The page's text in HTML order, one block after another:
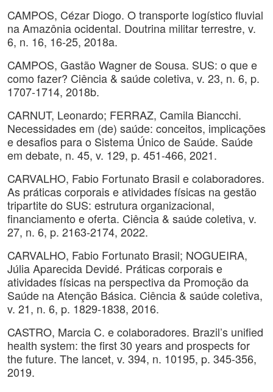
CAMPOS, Cézar Diogo. O transporte logístico fluvial
na Amazônia ocidental. Doutrina militar terrestre, v.
6, n. 16, 16-25, 2018a.
CAMPOS, Gastão Wagner de Sousa. SUS: o que e
como fazer? Ciência & saúde coletiva, v. 23, n. 6, p.
1707-1714, 2018b.
CARNUT, Leonardo; FERRAZ, Camila Biancchi.
Necessidades em (de) saúde: conceitos, implicações
e desafios para o Sistema Único de Saúde. Saúde
em debate, n. 45, v. 129, p. 451-466, 2021.
CARVALHO, Fabio Fortunato Brasil e colaboradores.
As práticas corporais e atividades físicas na gestão
tripartite do SUS: estrutura organizacional,
financiamento e oferta. Ciência & saúde coletiva, v.
27, n. 6, p. 2163-2174, 2022.
CARVALHO, Fabio Fortunato Brasil; NOGUEIRA,
Júlia Aparecida Devidé. Práticas corporais e
atividades físicas na perspectiva da Promoção da
Saúde na Atenção Básica. Ciência & saúde coletiva,
v. 21, n. 6, p. 1829-1838, 2016.
CASTRO, Marcia C. e colaboradores. Brazil’s unified
health system: the first 30 years and prospects for
the future. The lancet, v. 394, n. 10195, p. 345-356,
2019.